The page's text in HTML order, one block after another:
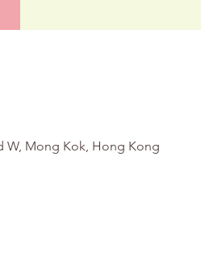
W, Mong Kok, Hong Kong